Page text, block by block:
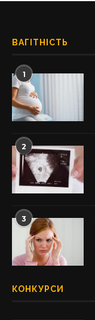
ВАГІТНІСТЬ
1
2
3
КОНКУРСИ